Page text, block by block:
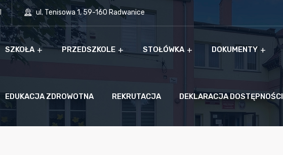
ul. Tenisowa 1, 59-160 Radwanice
SZKOŁA PRZEDSZKOLE STOŁÓWKA DOKUMENTY
EDUKACJA ZDROWOTNA REKRUTACJA DEKLARACJA DOSTĘPNOŚCI